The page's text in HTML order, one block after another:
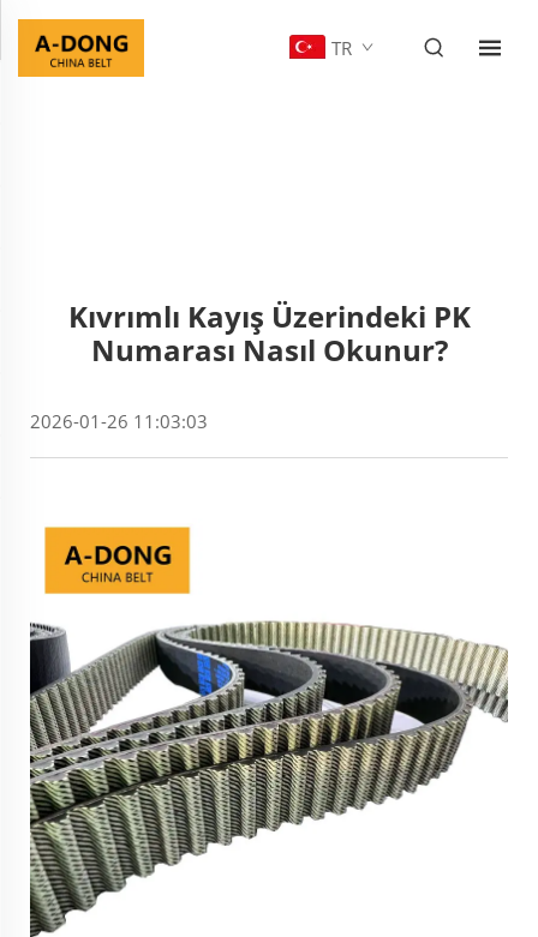
TR
Kıvrımlı Kayış Üzerindeki PK
Numarası Nasıl Okunur?
2026-01-26 11:03:03